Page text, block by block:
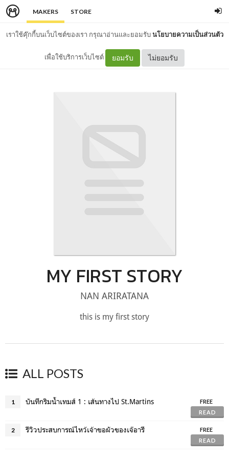
MAKERS STORE
เราใช้คุ๊กกี้บนเว็บไซต์ของเรา กรุณาอ่านและยอมรับนโยบายความเป็นส่วนตัว
เพื่อใช้บริการเว็บไซต์ ยอมรับ ไม่ยอมรับ
MY FIRST STORY
NAN ARIRATANA
this is my first story
ALL POSTS
1 บันทึกริมน้ำเทมส์ 1 : เส้นทางไป St.Martins
FREE
READ
2 รีวิวประสบการณ์ไหว้เจ้าขอผัวของเจ๊อารี
FREE
READ